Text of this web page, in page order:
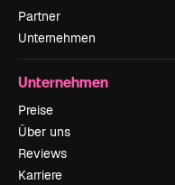
Partner
Unternehmen
Unternehmen
Preise
Über uns
Reviews
Karriere